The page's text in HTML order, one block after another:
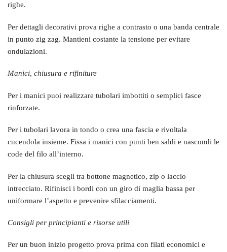
righe.
Per dettagli decorativi prova righe a contrasto o una banda centrale
in punto zig zag. Mantieni costante la tensione per evitare
ondulazioni.
Manici, chiusura e rifiniture
Per i manici puoi realizzare tubolari imbottiti o semplici fasce
rinforzate.
Per i tubolari lavora in tondo o crea una fascia e rivoltala
cucendola insieme. Fissa i manici con punti ben saldi e nascondi le
code del filo all’interno.
Per la chiusura scegli tra bottone magnetico, zip o laccio
intrecciato. Rifinisci i bordi con un giro di maglia bassa per
uniformare l’aspetto e prevenire sfilacciamenti.
Consigli per principianti e risorse utili
Per un buon inizio progetto prova prima con filati economici e